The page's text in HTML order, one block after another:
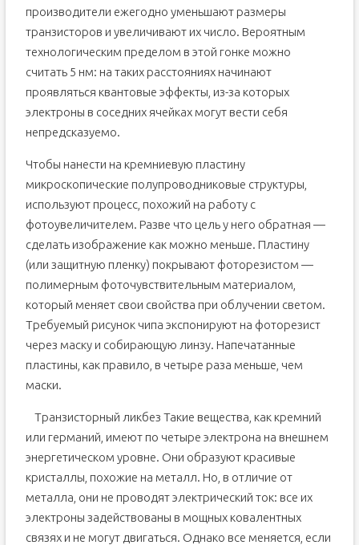
производители ежегодно уменьшают размеры
транзисторов и увеличивают их число. Вероятным
технологическим пределом в этой гонке можно
считать 5 нм: на таких расстояниях начинают
проявляться квантовые эффекты, из-за которых
электроны в соседних ячейках могут вести себя
непредсказуемо.
Чтобы нанести на кремниевую пластину
микроскопические полупроводниковые структуры,
используют процесс, похожий на работу с
фотоувеличителем. Разве что цель у него обратная —
сделать изображение как можно меньше. Пластину
(или защитную пленку) покрывают фоторезистом —
полимерным фоточувствительным материалом,
который меняет свои свойства при облучении светом.
Требуемый рисунок чипа экспонируют на фоторезист
через маску и собирающую линзу. Напечатанные
пластины, как правило, в четыре раза меньше, чем
маски.
Транзисторный ликбез Такие вещества, как кремний
или германий, имеют по четыре электрона на внешнем
энергетическом уровне. Они образуют красивые
кристаллы, похожие на металл. Но, в отличие от
металла, они не проводят электрический ток: все их
электроны задействованы в мощных ковалентных
связях и не могут двигаться. Однако все меняется, если